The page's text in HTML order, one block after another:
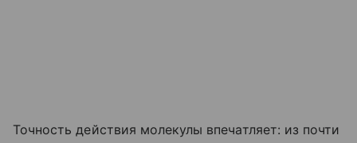
Точность действия молекулы впечатляет: из почти